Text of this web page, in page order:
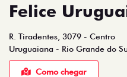
Felice
R. Tiradentes, 3079 - Centro
Uruguaiana - Rio Grande do
Como chegar